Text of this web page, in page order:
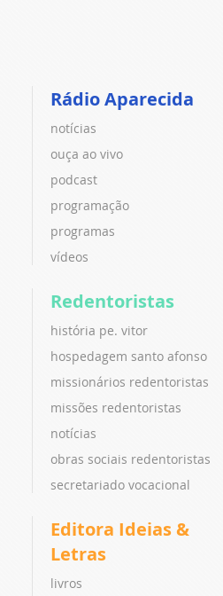
Rádio Aparecida
notícias
ouça ao vivo
podcast
programação
programas
vídeos
Redentoristas
história pe. vitor
hospedagem santo afonso
missionários redentoristas
missões redentoristas
notícias
obras sociais redentoristas
secretariado vocacional
Editora Ideias &
Letras
livros